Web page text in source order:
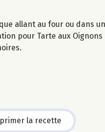
allant au four ou dans
pour Tarte aux
la recette